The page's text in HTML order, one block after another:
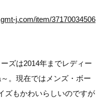
j.com/item/37170034506
ズは2014年までレディー
。現在ではメンズ・ボー
ズもかわいらしいのですが